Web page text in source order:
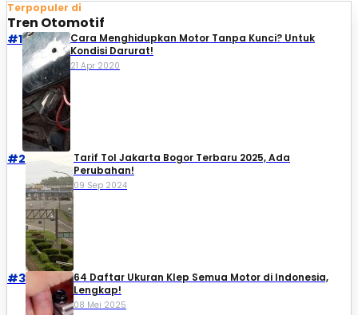
Terpopuler di
Tren Otomotif
#1
Cara Menghidupkan Motor Tanpa Kunci? Untuk
Kondisi Darurat!
21 Apr 2020
#2
Tarif Tol Jakarta Bogor Terbaru 2025, Ada
Perubahan!
09 Sep 2024
#3
64 Daftar Ukuran Klep Semua Motor di Indonesia,
Lengkap!
08 Mei 2025